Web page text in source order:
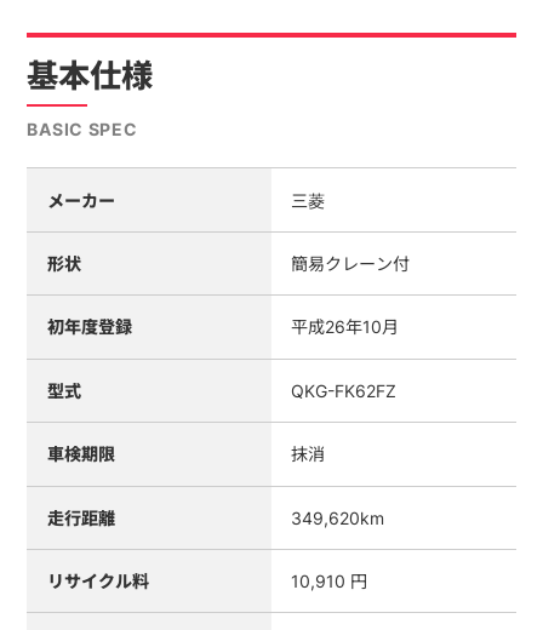
基本仕様
BASIC SPEC
メーカー 三菱
形状 簡易クレーン付
初年度登録 平成26年10月
型式 QKG-FK62FZ
車検期限 抹消
走行距離 349,620km
リサイクル料 10,910 円